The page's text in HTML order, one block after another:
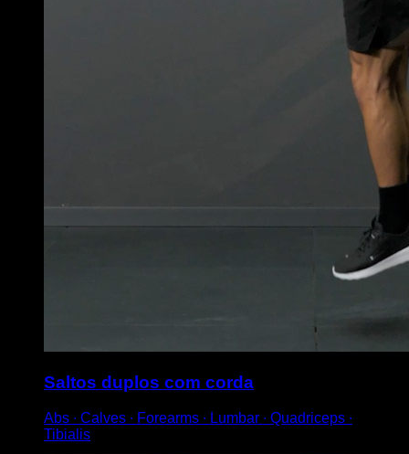
Saltos duplos com corda
Abs ∙ Calves ∙ Forearms ∙ Lumbar ∙ Quadriceps ∙
Tibialis